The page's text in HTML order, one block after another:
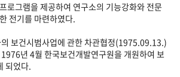
로그램을 제공하여 연구소의 기능강화와 전문
전기를 마련하였다.
보건시범사업에 관한 차관협정(1975.09.13.)
년 4월 한국보건개발연구원을 개원하여 보
되었다.